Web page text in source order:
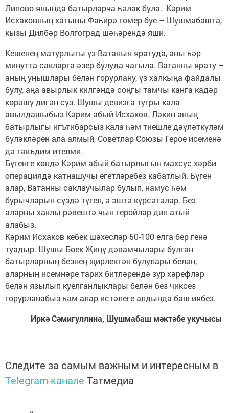
Липово янында батырларча һәлак була. Кәрим
Исхаковның хатыны Фаһирә гомер буе – Шушмабашта,
кызы Дилбәр Волгоград шәһәрендә яши.
Кешенең матурлыгы үз Ватанын яратуда, аны һәр
минутта сакларга әзер булуда чагыла. Ватанны ярату –
аның уңышлары белән горурлану, үз халкыңа файдалы
булу, аңа авырлык килгәндә соңгы тамчы канга кадәр
көрәшү дигән сүз. Шушы девизга тугры кала
авылдашыбыз Кәрим абый Исхаков. Ләкин аның
батырлыгы игътибарсыз кала һәм тиешле дәүләткүләм
бүләкләрен ала алмый, Советлар Союзы Герое исеменә
дә тәкъдим ителми.
Бүгенге көндә Кәрим абый батырлыгын махсус хәрби
операциядә катнашучы егетләребез кабатлый. Бүген
алар, Ватанны саклаучылар булып, намус һәм
бурычларын сүздә түгел, ә эштә күрсәтәләр. Без
аларны хаклы рәвештә чын геройлар дип атый
алабыз.
Кәрим Исхаков кебек шәхесләр 50-100 елга бер генә
туадыр. Шушы Бөек Җиңү дәвамчылары булган
батырларның безнең җирлектән булулары белән,
аларның исемнәре тарих битләрендә зур хәрефләр
белән язылып куелганлыклары белән без чиксез
горурланабыз һәм алар истәлеге алдында баш иябез.
Иркә Сәмигуллина, Шушмабаш мәктәбе укучысы
Следите за самым важным и интересным в
Telegram-канале Татмедиа